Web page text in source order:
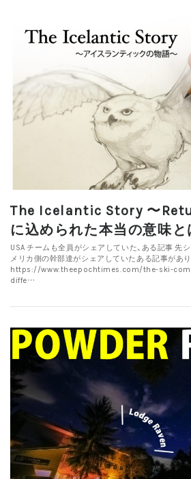
The Icelantic Story 〜
に込められた本当の意味と
USA チームも全員がシェアしていた、ある記事 先
メリカ側の幹部達がシェアしていたある記事が
https://www.theepochtimes.com/the-ski-
diffe…